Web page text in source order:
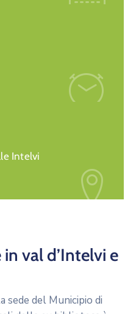
Intelvi
val d’Intelvi e
sede del Municipio di